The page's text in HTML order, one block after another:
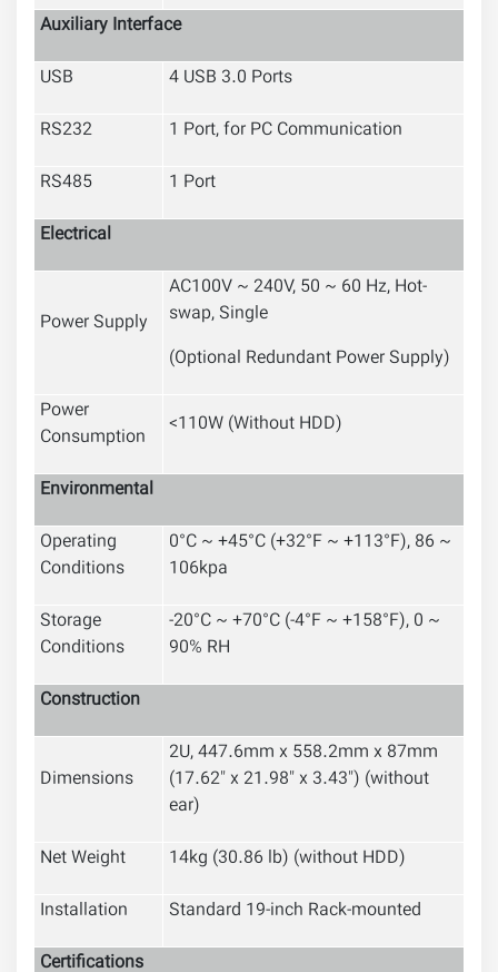
Auxiliary Interface
USB
4 USB 3.0 Ports
RS232
1 Port, for PC Communication
RS485
1 Port
Electrical
Power Supply
AC100V ~ 240V, 50 ~ 60 Hz, Hot-
swap, Single
(Optional Redundant Power Supply)
Power
Consumption
<110W (Without HDD)
Environmental
Operating
Conditions
0°C ~ +45°C (+32°F ~ +113°F), 86 ~
106kpa
Storage
Conditions
-20°C ~ +70°C (-4°F ~ +158°F), 0 ~
90% RH
Construction
Dimensions
2U, 447.6mm x 558.2mm x 87mm
(17.62" x 21.98" x 3.43") (without
ear)
Net Weight
14kg (30.86 lb) (without HDD)
Installation
Standard 19-inch Rack-mounted
Certifications